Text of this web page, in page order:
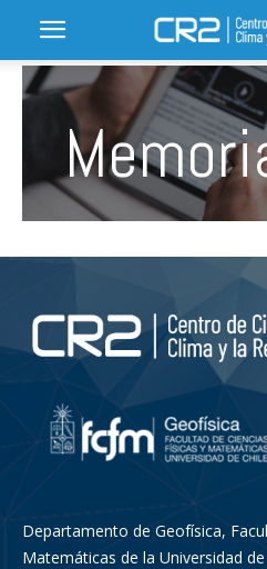
Departamento de Geofísica,
Matemáticas de la Universidad de